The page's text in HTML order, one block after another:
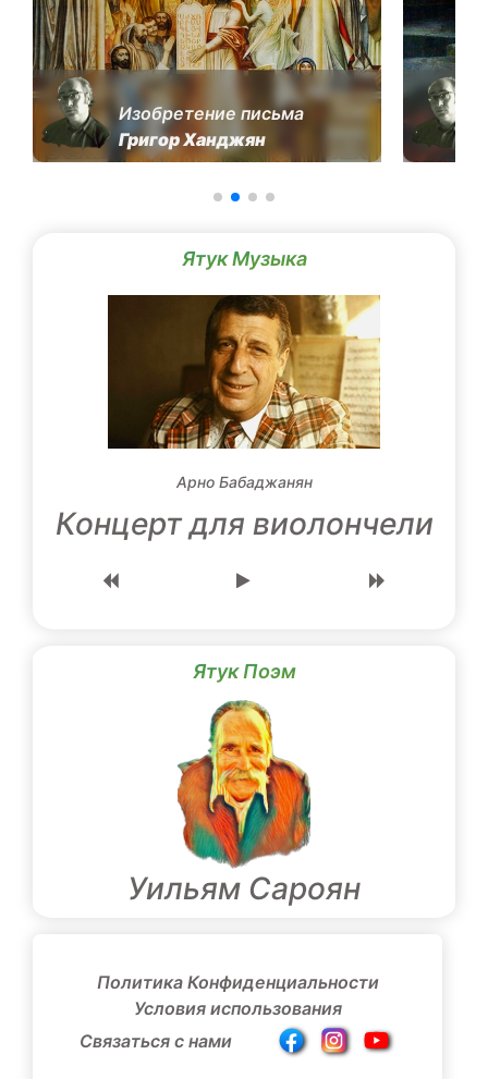
Изобретение письма
Григор Ханджян
Ятук Музыка
Арно Бабаджанян
Концерт для виолончели
Ятук Поэм
Уильям Сароян
Политика Конфиденциальности
Условия использования
Связаться с нами